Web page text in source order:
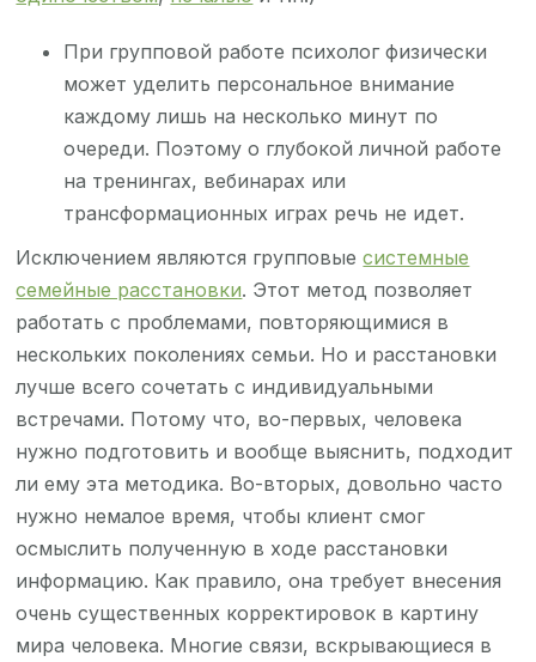
При групповой работе психолог физически
может уделить персональное внимание
каждому лишь на несколько минут по
очереди. Поэтому о глубокой личной работе
на тренингах, вебинарах или
трансформационных играх речь не идет.
Исключением являются групповыесистемные
семейные расстановки. Этот метод позволяет
работать с проблемами, повторяющимися в
нескольких поколениях семьи. Но и расстановки
лучше всего сочетать с индивидуальными
встречами. Потому что, во-первых, человека
нужно подготовить и вообще выяснить, подходит
ли ему эта методика. Во-вторых, довольно часто
нужно немалое время, чтобы клиент смог
осмыслить полученную в ходе расстановки
информацию. Как правило, она требует внесения
очень существенных корректировок в картину
мира человека. Многие связи, вскрывающиеся в